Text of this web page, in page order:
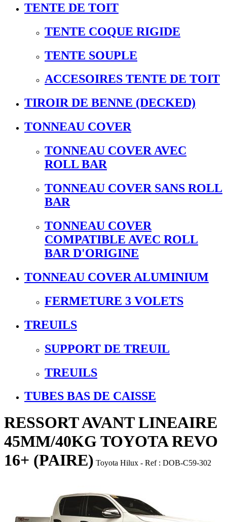
TENTE DE TOIT
TENTE COQUE RIGIDE
TENTE SOUPLE
ACCESOIRES TENTE DE TOIT
TIROIR DE BENNE (DECKED)
TONNEAU COVER
TONNEAU COVER AVEC
ROLL BAR
TONNEAU COVER SANS ROLL
BAR
TONNEAU COVER
COMPATIBLE AVEC ROLL
BAR D'ORIGINE
TONNEAU COVER ALUMINIUM
FERMETURE 3 VOLETS
TREUILS
SUPPORT DE TREUIL
TREUILS
TUBES BAS DE CAISSE
RESSORT AVANT LINEAIRE
45MM/40KG TOYOTA REVO
16+ (PAIRE) Toyota Hilux - Ref : DOB-C59-302